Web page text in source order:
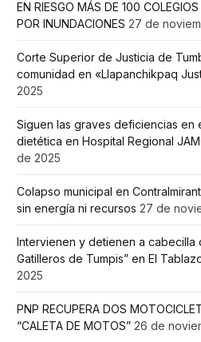
EN RIESGO MÁS DE 100
POR INUNDACIONES 27 de
Corte Superior de Justicia de
comunidad en «Llapanchikpaq
2025
Siguen las graves deficiencias en
dietética en Hospital Regional
de 2025
Colapso municipal en
sin energía ni recursos 27 de
Intervienen y detienen a cabecilla
Gatilleros de Tumpis” en El
2025
PNP RECUPERA DOS
“CALETA DE MOTOS” 26 de